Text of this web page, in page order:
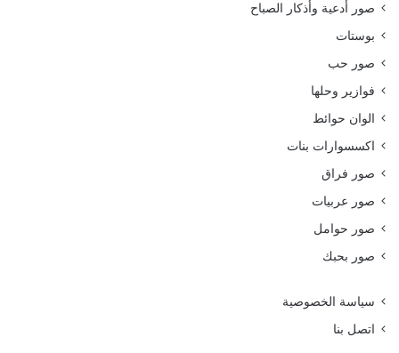
صور أدعية وأذكار الصباح
بوستات
صور حب
فوازير وحلها
الوان حوائط
اكسسوارات بنات
صور فراق
صور عربيات
صور حوامل
صور بحبك
سياسة الخصوصية
اتصل بنا